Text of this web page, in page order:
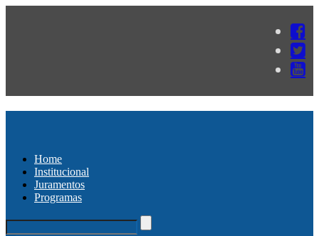
Home
Institucional
Juramentos
Programas